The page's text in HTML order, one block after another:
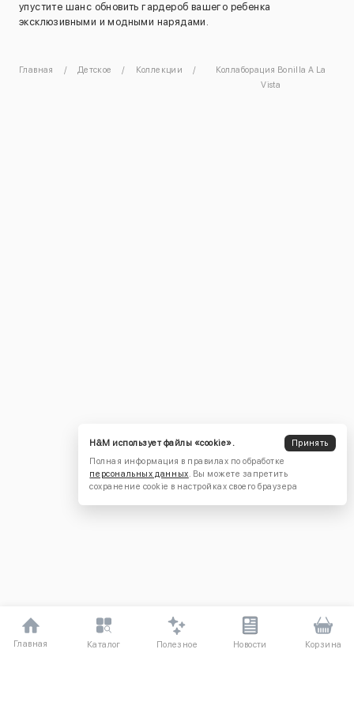
упустите шанс обновить гардероб вашего ребенка
эксклюзивными и модными нарядами.
Главная Детское Коллекции
Коллаборация Bonilla A La
Vista
Главная Каталог Полезное Новости Корзина
H&M использует файлы «cookie».
Принять
Полная информация в правилах по обработке
персональных данных. Вы можете запретить
сохранение cookie в настройках своего браузера